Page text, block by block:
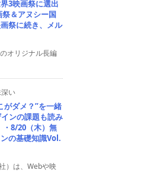
3映画祭に選出
＆アヌシー国
祭に続き、メル
オリジナル長編
い
がダメ？”を一緒
ンの課題も読み
・8/20（木）無
の基礎知識Vol.
）は、Webや映